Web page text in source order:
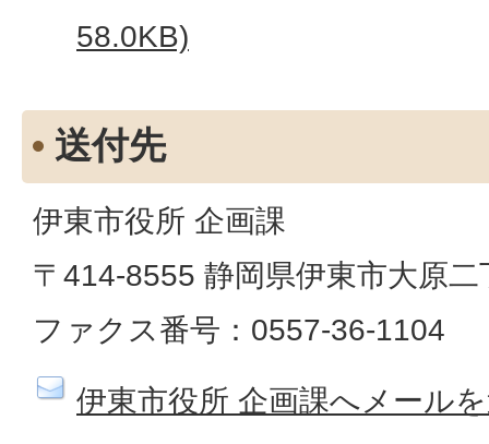
58.0KB)
送付先
伊東市役所 企画課
〒414-8555 静岡県伊東市大原二
ファクス番号：0557-36-1104
伊東市役所 企画課へメール